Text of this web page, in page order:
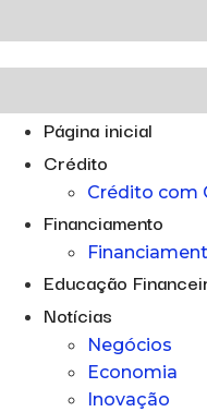
para
o
Página inicial
Crédito
Crédito com
Financiamento
Educação
Notícias
Negócios
Economia
Inovação